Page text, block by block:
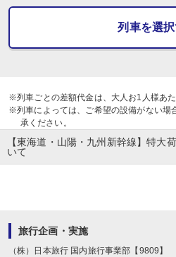
列車を選
※列車ごとの差額代金は、大人お1人様あた
※列車によっては、ご希望の設備がない場
承ください。
【東海道・山陽・九州新幹線】特大
いて
旅行企画・実施
（株）日本旅行 国内旅行事業部【9809】